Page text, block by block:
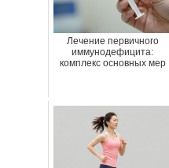
Лечение первичного
иммунодефицита:
комплекс основных мер